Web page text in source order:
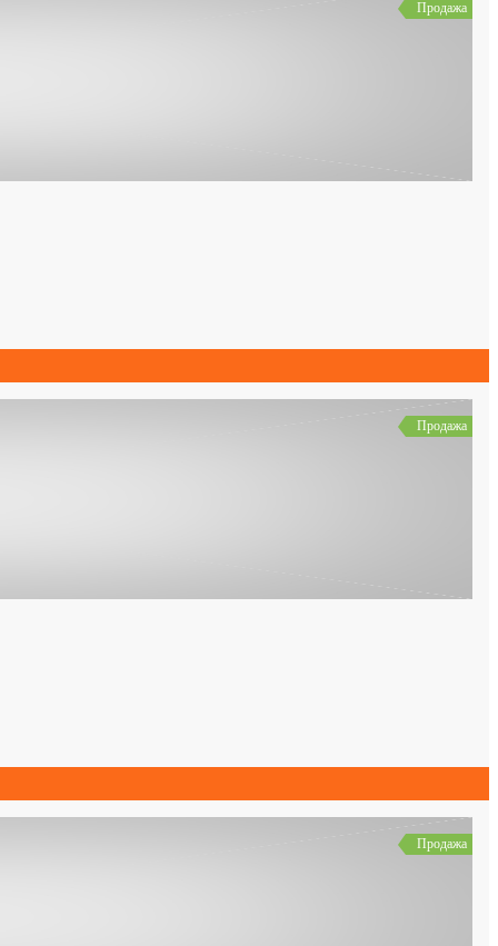
Продажа
Продажа
Продажа